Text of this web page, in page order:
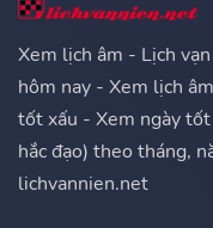
Xem lịch âm - Lịch
hôm nay - Xem lịch
tốt xấu - Xem ngày tốt
hắc đạo) theo tháng,
lichvannien.net